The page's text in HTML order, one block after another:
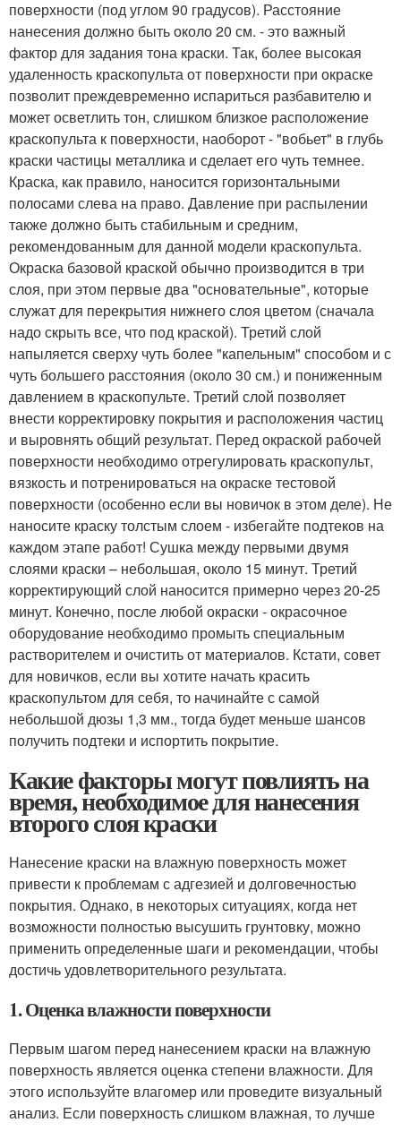
поверхности (под углом 90 градусов). Расстояние
нанесения должно быть около 20 см. - это важный
фактор для задания тона краски. Так, более высокая
удаленность краскопульта от поверхности при окраске
позволит преждевременно испариться разбавителю и
может осветлить тон, слишком близкое расположение
краскопульта к поверхности, наоборот - "вобьет" в глубь
краски частицы металлика и сделает его чуть темнее.
Краска, как правило, наносится горизонтальными
полосами слева на право. Давление при распылении
также должно быть стабильным и средним,
рекомендованным для данной модели краскопульта.
Окраска базовой краской обычно производится в три
слоя, при этом первые два "основательные", которые
служат для перекрытия нижнего слоя цветом (сначала
надо скрыть все, что под краской). Третий слой
напыляется сверху чуть более "капельным" способом и с
чуть большего расстояния (около 30 см.) и пониженным
давлением в краскопульте. Третий слой позволяет
внести корректировку покрытия и расположения частиц
и выровнять общий результат. Перед окраской рабочей
поверхности необходимо отрегулировать краскопульт,
вязкость и потренироваться на окраске тестовой
поверхности (особенно если вы новичок в этом деле). Не
наносите краску толстым слоем - избегайте подтеков на
каждом этапе работ! Сушка между первыми двумя
слоями краски – небольшая, около 15 минут. Третий
корректирующий слой наносится примерно через 20-25
минут. Конечно, после любой окраски - окрасочное
оборудование необходимо промыть специальным
растворителем и очистить от материалов. Кстати, совет
для новичков, если вы хотите начать красить
краскопультом для себя, то начинайте с самой
небольшой дюзы 1,3 мм., тогда будет меньше шансов
получить подтеки и испортить покрытие.
Какие факторы могут повлиять на
время, необходимое для нанесения
второго слоя краски
Нанесение краски на влажную поверхность может
привести к проблемам с адгезией и долговечностью
покрытия. Однако, в некоторых ситуациях, когда нет
возможности полностью высушить грунтовку, можно
применить определенные шаги и рекомендации, чтобы
достичь удовлетворительного результата.
1. Оценка влажности поверхности
Первым шагом перед нанесением краски на влажную
поверхность является оценка степени влажности. Для
этого используйте влагомер или проведите визуальный
анализ. Если поверхность слишком влажная, то лучше